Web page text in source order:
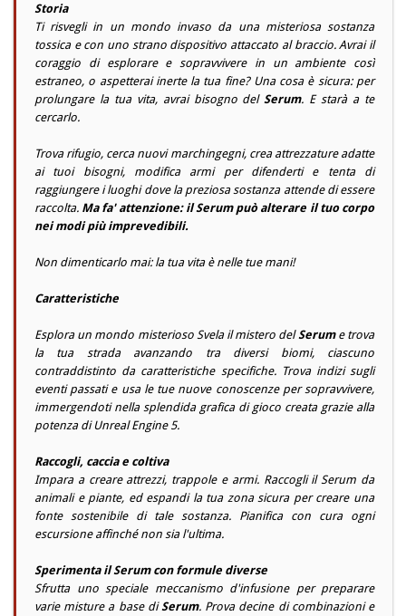
Storia
Ti risvegli in un mondo invaso da una misteriosa sostanza
tossica e con uno strano dispositivo attaccato al braccio. Avrai il
coraggio di esplorare e sopravvivere in un ambiente così
estraneo, o aspetterai inerte la tua fine? Una cosa è sicura: per
prolungare la tua vita, avrai bisogno del Serum. E starà a te
cercarlo.
Trova rifugio, cerca nuovi marchingegni, crea attrezzature adatte
ai tuoi bisogni, modifica armi per difenderti e tenta di
raggiungere i luoghi dove la preziosa sostanza attende di essere
raccolta. Ma fa' attenzione: ilSerumpuò alterare il tuo corpo
nei modi più imprevedibili.
Non dimenticarlo mai: la tua vita è nelle tue mani!
Caratteristiche
Esplora un mondo misterioso Svela il mistero del Serume trova
la tua strada avanzando tra diversi biomi, ciascuno
contraddistinto da caratteristiche specifiche. Trova indizi sugli
eventi passati e usa le tue nuove conoscenze per sopravvivere,
immergendoti nella splendida grafica di gioco creata grazie alla
potenza di Unreal Engine 5.
Raccogli, caccia e coltiva
Impara a creare attrezzi, trappole e armi. Raccogli il Serum da
animali e piante, ed espandi la tua zona sicura per creare una
fonte sostenibile di tale sostanza. Pianifica con cura ogni
escursione affinché non sia l'ultima.
Sperimenta il Serum con formule diverse
Sfrutta uno speciale meccanismo d'infusione per preparare
varie misture a base di Serum. Prova decine di combinazioni e